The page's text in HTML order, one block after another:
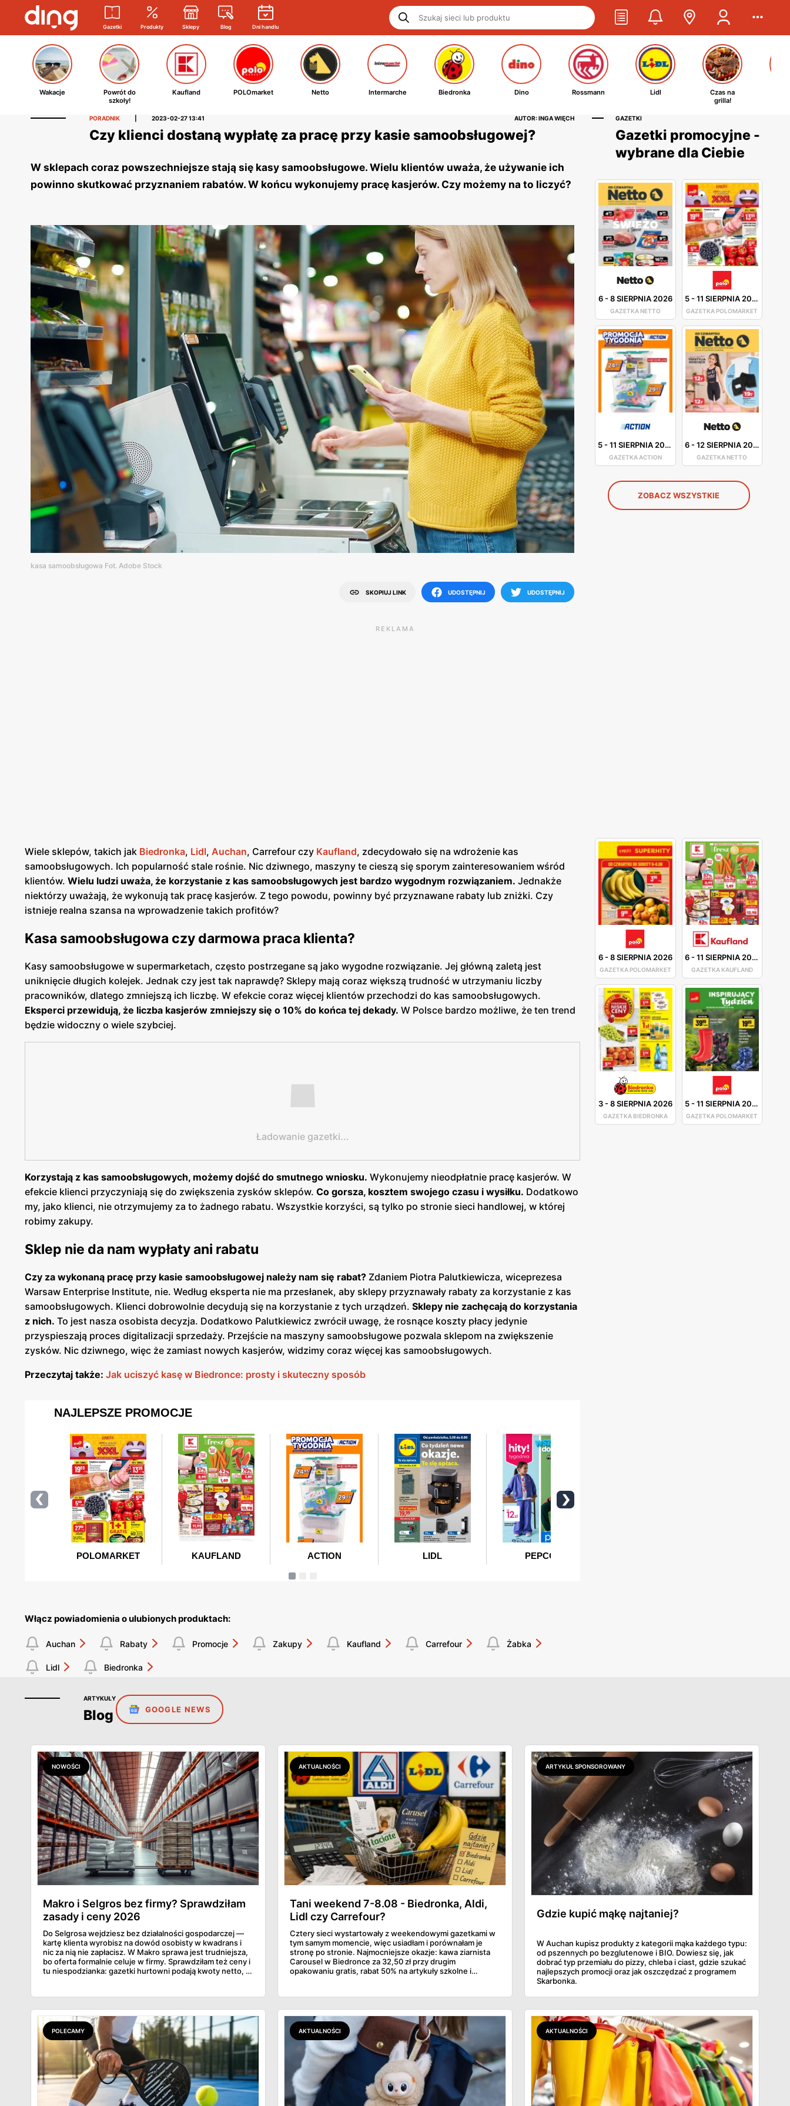
Gazetki Produkty Sklepy Blog Dni handlu
Wakacje
Powrót do
szkoły!
Kaufland POLOmarket Netto Intermarche Biedronka Dino Rossmann Lidl
Czas na
grilla!
PORADNIK 2023-02-27 13:41 AUTOR: INGA WIĘCH
Czy klienci dostaną wypłatę za pracę przy kasie samoobsługowej?
W sklepach coraz powszechniejsze stają się kasy samoobsługowe. Wielu klientów uważa, że używanie ich
powinno skutkować przyznaniem rabatów. W końcu wykonujemy pracę kasjerów. Czy możemy na to liczyć?
kasa samoobsługowa Fot. Adobe Stock
SKOPIUJ LINK UDOSTĘPNIJ UDOSTĘPNIJ
GAZETKI
Gazetki promocyjne -
wybrane dla Ciebie
6-8 SIERPNIA 2026
GAZETKA NETTO
5-11 SIERPNIA 2026
GAZETKA POLOMARKET
5-11 SIERPNIA 2026
GAZETKA ACTION
6-12 SIERPNIA 2026
GAZETKA NETTO
ZOBACZ WSZYSTKIE
6-8 SIERPNIA 2026
GAZETKA POLOMARKET
6-11 SIERPNIA 2026
GAZETKA KAUFLAND
3-8 SIERPNIA 2026
GAZETKA BIEDRONKA
5-11 SIERPNIA 2026
GAZETKA POLOMARKET
REKLAMA
Wiele sklepów, takich jak Biedronka, Lidl, Auchan, Carrefour czy Kaufland, zdecydowało się na wdrożenie kas
samoobsługowych. Ich popularność stale rośnie. Nic dziwnego, maszyny te cieszą się sporym zainteresowaniem wśród
klientów. Wielu ludzi uważa, że korzystanie z kas samoobsługowych jest bardzo wygodnym rozwiązaniem. Jednakże
niektórzy uważają, że wykonują tak pracę kasjerów. Z tego powodu, powinny być przyznawane rabaty lub zniżki. Czy
istnieje realna szansa na wprowadzenie takich profitów?
Kasa samoobsługowa czy darmowa praca klienta?
Kasy samoobsługowe w supermarketach, często postrzegane są jako wygodne rozwiązanie. Jej główną zaletą jest
uniknięcie długich kolejek. Jednak czy jest tak naprawdę? Sklepy mają coraz większą trudność w utrzymaniu liczby
pracowników, dlatego zmniejszą ich liczbę. W efekcie coraz więcej klientów przechodzi do kas samoobsługowych.
Eksperci przewidują, że liczba kasjerów zmniejszy się o 10% do końca tej dekady. W Polsce bardzo możliwe, że ten trend
będzie widoczny o wiele szybciej.
Ładowanie gazetki...
Korzystają z kas samoobsługowych, możemy dojść do smutnego wniosku. Wykonujemy nieodpłatnie pracę kasjerów. W
efekcie klienci przyczyniają się do zwiększenia zysków sklepów. Co gorsza, kosztem swojego czasu i wysiłku. Dodatkowo
my, jako klienci, nie otrzymujemy za to żadnego rabatu. Wszystkie korzyści, są tylko po stronie sieci handlowej, w której
robimy zakupy.
Sklep nie da nam wypłaty ani rabatu
Czy za wykonaną pracę przy kasie samoobsługowej należy nam się rabat? Zdaniem Piotra Palutkiewicza, wiceprezesa
Warsaw Enterprise Institute, nie. Według eksperta nie ma przesłanek, aby sklepy przyznawały rabaty za korzystanie z kas
samoobsługowych. Klienci dobrowolnie decydują się na korzystanie z tych urządzeń. Sklepy nie zachęcają do korzystania
z nich. To jest nasza osobista decyzja. Dodatkowo Palutkiewicz zwrócił uwagę, że rosnące koszty płacy jedynie
przyspieszają proces digitalizacji sprzedaży. Przejście na maszyny samoobsługowe pozwala sklepom na zwiększenie
zysków. Nic dziwnego, więc że zamiast nowych kasjerów, widzimy coraz więcej kas samoobsługowych.
Przeczytaj także: Jak uciszyć kasę w Biedronce: prosty i skuteczny sposób
Włącz powiadomienia o ulubionych produktach:
Auchan Rabaty Promocje Zakupy Kaufland Carrefour Żabka
Lidl Biedronka
ARTYKUŁY
Blog GOOGLE NEWS
NOWOŚCI
Makro i Selgros bez firmy? Sprawdziłam
zasady i ceny 2026
Do Selgrosa wejdziesz bez działalności gospodarczej —
kartę klienta wyrobisz na dowód osobisty w kwadrans i
nic za nią nie zapłacisz. W Makro sprawa jest trudniejsza,
bo oferta formalnie celuje w firmy. Sprawdziłam też ceny i
tu niespodzianka: gazetki hurtowni podają kwoty netto, a
Makro ponad dwa razy więcej niż w weekendowej
promocji dyskontu.
AKTUALNOŚCI
Tani weekend 7-8.08 - Biedronka, Aldi,
Lidl czy Carrefour?
Cztery sieci wystartowały z weekendowymi gazetkami w
tym samym momencie, więc usiadłam i porównałam je
stronę po stronie. Najmocniejsze okazje: kawa ziarnista
Carousel w Biedronce za 32,50 zł przy drugim
opakowaniu gratis, rabat 50% na artykuły szkolne i
odpowiada masłem za 2,99 zł. Werdykt w skrócie:
najwięcej wyciśniesz z Biedronki, po świeże warzywa jedź
do Aldi.
ARTYKUŁ SPONSOROWANY
Gdzie kupić mąkę najtaniej?
W Auchan kupisz produkty z kategorii mąka każdego typu:
od pszennych po bezglutenowe i BIO. Dowiesz się, jak
dobrać typ przemiału do pizzy, chleba i ciast, gdzie szukać
najlepszych promocji oraz jak oszczędzać z programem
Skarbonka.
POLECAMY AKTUALNOŚCI AKTUALNOŚCI